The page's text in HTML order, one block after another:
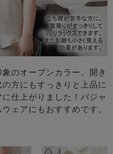
のオープンカラー。開き
方にもすっきりと上品に
仕上がりました！パジャ
ェアにもおすすめです。